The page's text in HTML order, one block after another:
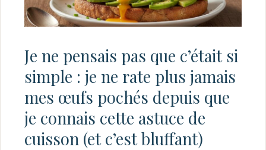
Je ne pensais pas que c’était si
simple : je ne rate plus jamais
mes œufs pochés depuis que
je connais cette astuce de
cuisson (et c’est bluffant)